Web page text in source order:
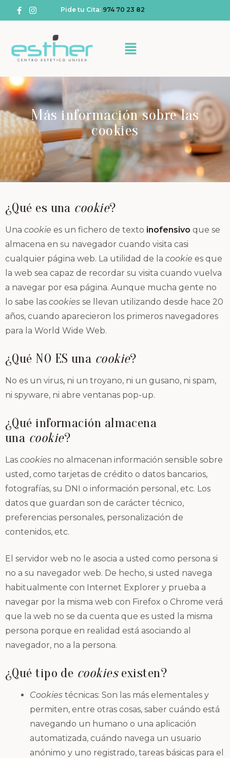
Pide tu Cita: 974 70 23 82
Más información sobre las
cookies
¿Qué es una cookie?
Una cookie es un fichero de texto inofensivo que se
almacena en su navegador cuando visita casi
cualquier página web. La utilidad de la cookie es que
la web sea capaz de recordar su visita cuando vuelva
a navegar por esa página. Aunque mucha gente no
lo sabe las cookies se llevan utilizando desde hace 20
años, cuando aparecieron los primeros navegadores
para la World Wide Web.
¿Qué NO ES una cookie?
No es un virus, ni un troyano, ni un gusano, ni spam,
ni spyware, ni abre ventanas pop-up.
¿Qué información almacena
una cookie?
Las cookies no almacenan información sensible sobre
usted, como tarjetas de crédito o datos bancarios,
fotografías, su DNI o información personal, etc. Los
datos que guardan son de carácter técnico,
preferencias personales, personalización de
contenidos, etc.
El servidor web no le asocia a usted como persona si
no a su navegador web. De hecho, si usted navega
habitualmente con Internet Explorer y prueba a
navegar por la misma web con Firefox o Chrome verá
que la web no se da cuenta que es usted la misma
persona porque en realidad está asociando al
navegador, no a la persona.
¿Qué tipo de cookiesexisten?
Cookies técnicas: Son las más elementales y
permiten, entre otras cosas, saber cuándo está
navegando un humano o una aplicación
automatizada, cuándo navega un usuario
anónimo y uno registrado, tareas básicas para el